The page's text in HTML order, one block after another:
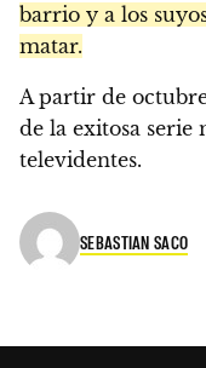
barrio y a los
matar.
A partir de
de la exitosa serie
televidentes.
SEBASTIAN SACO